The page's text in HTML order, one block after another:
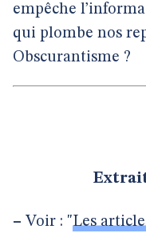
empêche
qui plombe nos
Obscurantisme ?
– Voir : "Les